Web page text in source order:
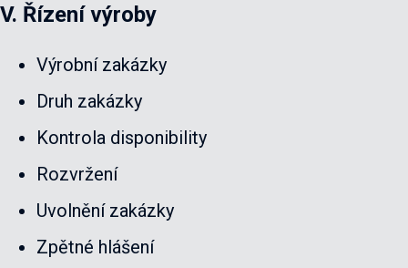
V. Řízení výroby
Výrobní zakázky
Druh zakázky
Kontrola disponibility
Rozvržení
Uvolnění zakázky
Zpětné hlášení